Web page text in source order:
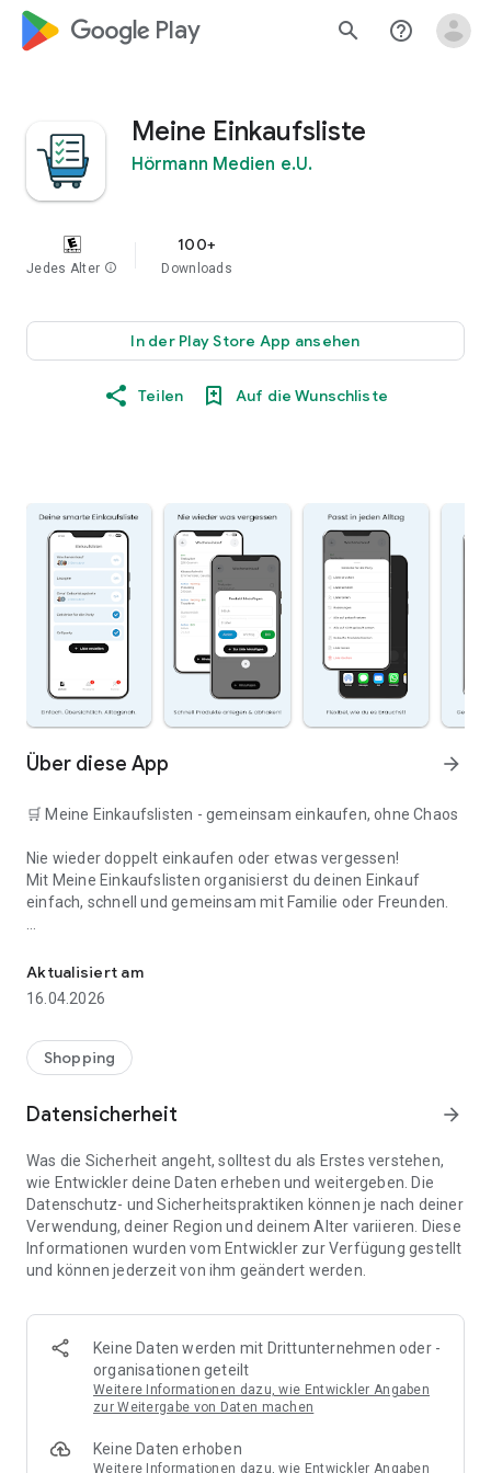
google_logo Play search help_outline
Meine Einkaufsliste
Hörmann Medien e.U.
Jedes Alter info
100+
Downloads
In der Play Store App ansehen
Teilen Auf die Wunschliste
Über diese App arrow_forward
🛒 Meine Einkaufslisten - gemeinsam einkaufen, ohne Chaos
Nie wieder doppelt einkaufen oder etwas vergessen!
Mit Meine Einkaufslisten organisierst du deinen Einkauf
einfach, schnell und gemeinsam mit Familie oder Freunden.
👨‍👩‍👧 Gemeinsame Einkaufslisten in Echtzeit: Alle sehen
⚡ Superschnell & einfach: Liste in Sekunden erstellen und
sofort loslegen.
📱 Immer dabei: Deine Einkaufsliste ist jederzeit auf deinem
🤝 Teilen leicht gemacht: Lade andere ein und erledigt den
Einkauf gemeinsam.
🍳 Zutaten direkt aus Rezepten übernehmen: Importiere
Zutaten von Rezept-Webseiten und verwandle sie
🚀 DEINE VORTEILE IM ALLTAG
* Nie wieder doppelte Einkäufe
* Kein Chaos mehr beim Einkaufen
* Bessere Abstimmung mit Familie & Freunden
* Perfekt für die Essensplanung
Aktualisiert am
16.04.2026
Shopping
Datensicherheit arrow_forward
Was die Sicherheit angeht, solltest du als Erstes verstehen,
wie Entwickler deine Daten erheben und weitergeben. Die
Datenschutz- und Sicherheitspraktiken können je nach deiner
Verwendung, deiner Region und deinem Alter variieren. Diese
Informationen wurden vom Entwickler zur Verfügung gestellt
und können jederzeit von ihm geändert werden.
Keine Daten werden mit Drittunternehmen oder -
organisationen geteilt
Weitere Informationen dazu, wie Entwickler Angaben
zur Weitergabe von Daten machen
Keine Daten erhoben
Weitere Informationen dazu, wie Entwickler Angaben